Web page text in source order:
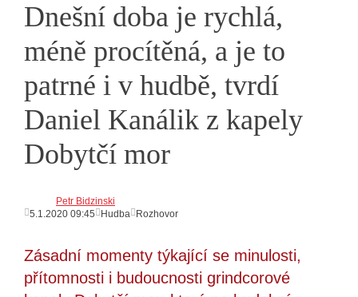
Dnešní doba je rychlá,
méně procítěná, a je to
patrné i v hudbě, tvrdí
Daniel Kanálik z kapely
Dobytčí mor
Petr Bidzinski
5.1.2020 09:45
Hudba Rozhovor
Zásadní momenty týkající se minulosti,
přítomnosti i budoucnosti grindcorové